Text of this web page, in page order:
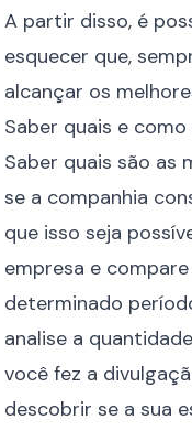
A partir disso, é
esquecer que,
alcançar os
Saber quais e
Saber quais são as
se a companhia
que isso seja
empresa e
determinado
analise a
você fez a
descobrir se a sua